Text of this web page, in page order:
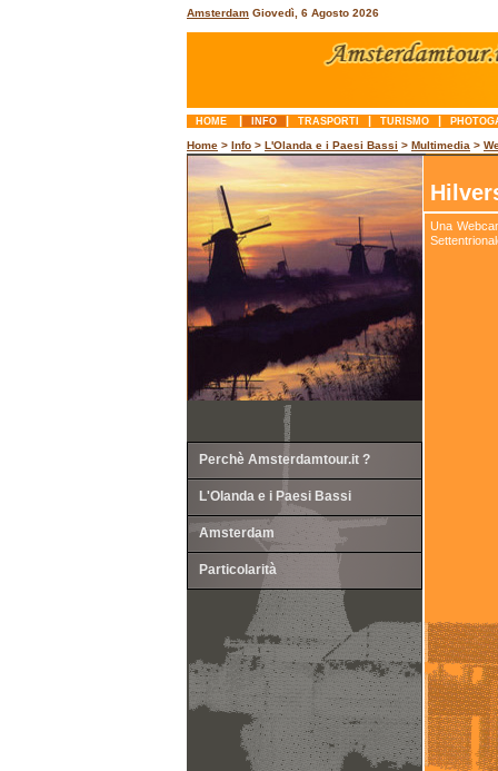
Amsterdam Giovedì, 6 Agosto 2026
HOME | INFO | TRASPORTI | TURISMO |
Home > Info > L'Olanda e i Paesi Bassi > Multimedia >
Perchè Amsterdamtour.it ?
L'Olanda e i Paesi Bassi
Amsterdam
Particolarità
Una